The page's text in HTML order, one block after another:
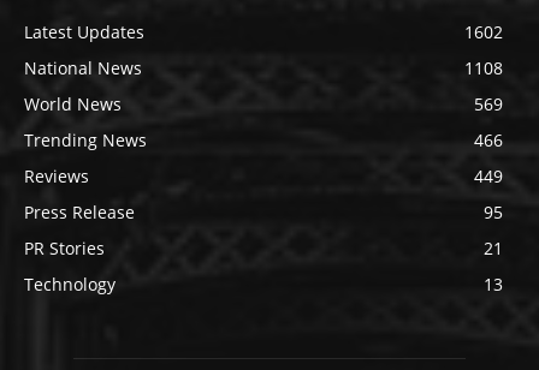
Latest Updates
1602
National News
1108
World News
569
Trending News
466
Reviews
449
Press Release
95
PR Stories
21
Technology
13